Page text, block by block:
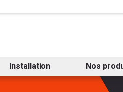
Installation Nos